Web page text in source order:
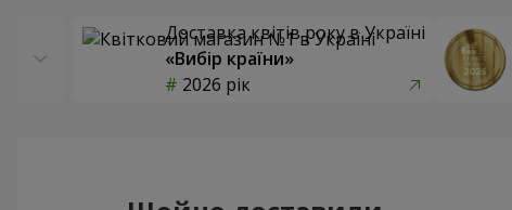
Доставка квітів року в Україні
«Вибір країни»
2026 рік